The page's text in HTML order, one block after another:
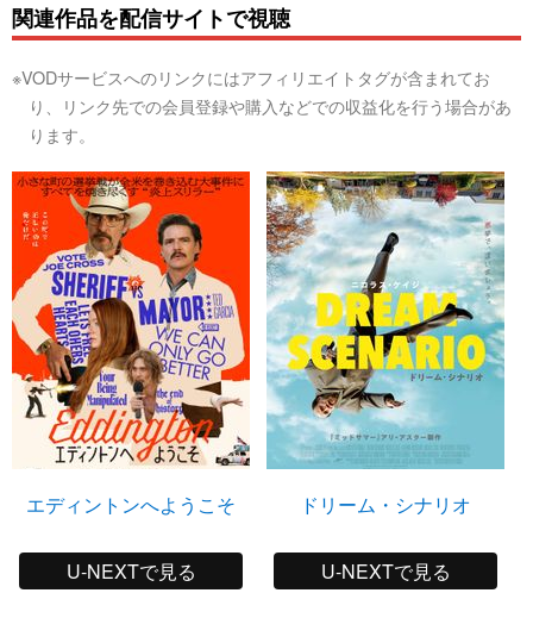
関連作品を配信サイトで視聴
※VODサービスへのリンクにはアフィリエイトタグが含まれてお
り、リンク先での会員登録や購入などでの収益化を行う場合があ
ります。
エディントンへようこそ
U-NEXTで見る
ドリーム・シナリオ
U-NEXTで見る